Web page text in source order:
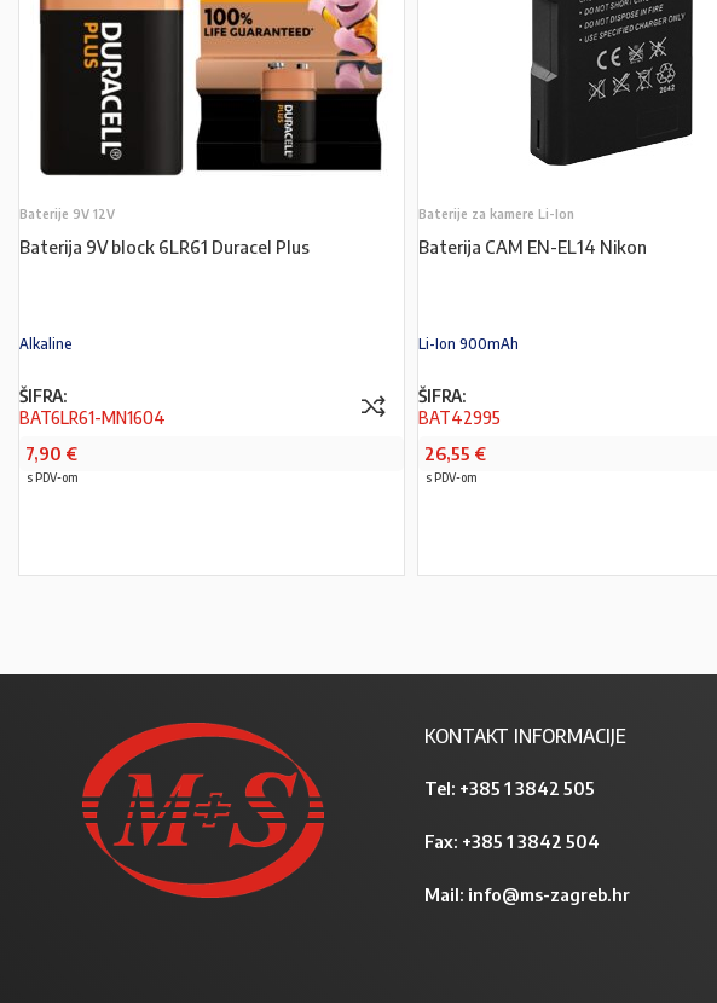
Baterije 9V 12V
Baterija 9V block 6LR61 Duracel Plus
Alkaline
ŠIFRA:
BAT6LR61-MN1604
7,90 €
s PDV-om
Baterije za kamere Li-Ion
Baterija CAM EN-EL14 Nikon
Li-Ion 900mAh
ŠIFRA:
BAT42995
26,55 €
s PDV-om
KONTAKT INFORMACIJE
Tel: +385 1 3842 505
Fax: +385 1 3842 504
Mail: info@ms-zagreb.hr